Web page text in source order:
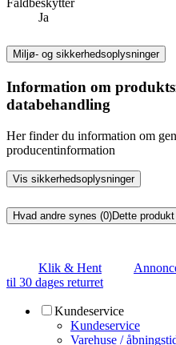
Faldbeskytter
Ja
Miljø- og sikkerhedsoplysninger
Information om
databehandling
Her finder du information om
producentinformation
Vis sikkerhedsoplysninger
Hvad andre synes (0)Dette
Klik & Hent
til 30 dages returret
Kundeservice
Kundeservice
Varehuse /